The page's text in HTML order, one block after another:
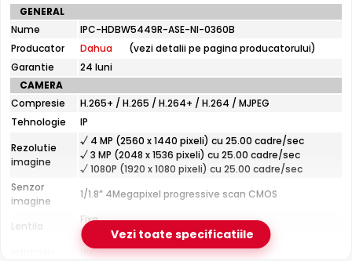
curtea si exteriorul casei; instalari profesionale cu
cablare UTP structurata.
Senzor Starlight
SenzorulStarlight permite Dahua IPC-HDBW5449R-ASE-
NI-0360B sa capteze imagini clare si detaliate chiar si la
niveluri extrem de scazute de luminozitate, fara a fi
necesar iluminat suplimentar.
Specificatii
tehnice
Dahua
IPC-
HDBW5449R-
ASE-
NI-
0360B
GENERAL
Nume
IPC-HDBW5449R-ASE-NI-0360B
Producator
Dahua
(vezi detalii pe pagina producatorului)
Garantie
24 luni
CAMERA
Compresie
H.265+ / H.265 / H.264+ / H.264 / MJPEG
Tehnologie
IP
Rezolutie
imagine
√ 4 MP (2560 x 1440 pixeli) cu 25.00 cadre/sec
√ 3 MP (2048 x 1536 pixeli) cu 25.00 cadre/sec
√ 1080P (1920 x 1080 pixeli) cu 25.00 cadre/sec
Senzor
imagine
1/1.8” 4Megapixel progressive scan CMOS
Lentila
Fixa
Distanta focala: 3.6 mm(93.0°)
Nu
Vezi toate specificatiile